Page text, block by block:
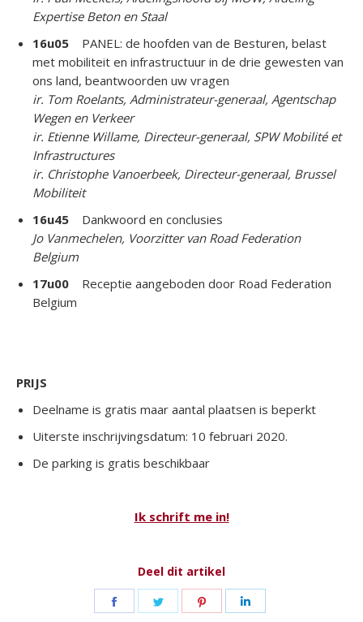
Expertise Beton en Staal
16u05 PANEL: de hoofden van de Besturen, belast
met mobiliteit en infrastructuur in de drie gewesten van
ons land, beantwoorden uw vragen
ir. Tom Roelants, Administrateur-generaal, Agentschap
Wegen en Verkeer
ir. Etienne Willame, Directeur-generaal, SPW Mobilité et
Infrastructures
ir. Christophe Vanoerbeek, Directeur-generaal, Brussel
Mobiliteit
16u45 Dankwoord en conclusies
Jo Vanmechelen, Voorzitter van Road Federation
Belgium
17u00 Receptie aangeboden door Road Federation
Belgium
PRIJS
Deelname is gratis maar aantal plaatsen is beperkt
Uiterste inschrijvingsdatum: 10 februari 2020.
De parking is gratis beschikbaar
Ik schrift me in!
Deel dit artikel